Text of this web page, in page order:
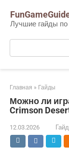
контенту
Лучшие гайды
Поиск:
Главная » Гайды
Можно ли
Crimson
12.03.2026